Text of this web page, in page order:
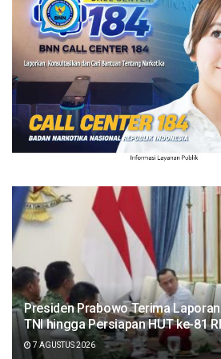
Presiden Prabowo Terima
TNI hingga Persiapan HUT ke-81 RI
7 AGUSTUS 2026